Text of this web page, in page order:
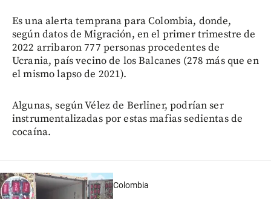
Es una alerta temprana para Colombia, donde,
según datos de Migración, en el primer trimestre de
2022 arribaron 777 personas procedentes de
Ucrania, país vecino de los Balcanes (278 más que en
el mismo lapso de 2021).
Algunas, según Vélez de Berliner, podrían ser
instrumentalizadas por estas mafias sedientas de
cocaína.
Colombia